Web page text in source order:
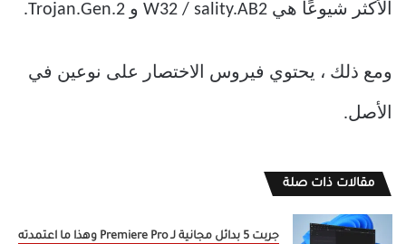
الأكثر شيوعًا هي W32 / sality.AB2 و Trojan.Gen.2.
ومع ذلك ، يحتوي فيروس الاختصار على نوعين في
الأصل.
مقالات ذات صلة
جربت 5 بدائل مجانية لـ Premiere Pro وهذا ما اعتمدته